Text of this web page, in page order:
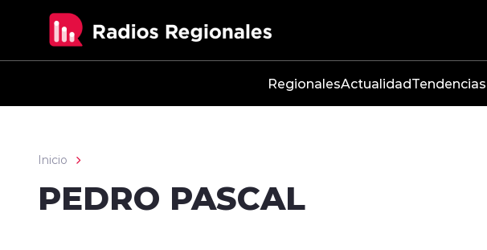
RegionalesActualidadTendencias
Inicio
PEDRO PASCAL